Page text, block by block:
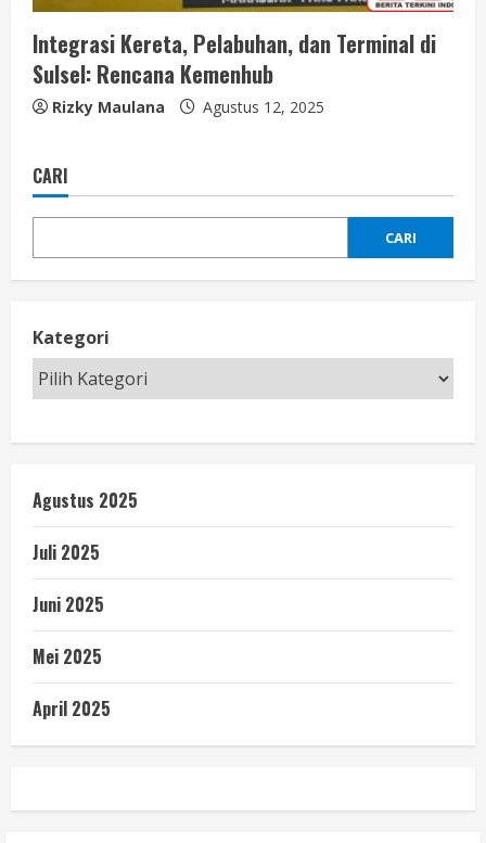
Integrasi Kereta, Pelabuhan, dan Terminal di
Sulsel: Rencana Kemenhub
Rizky Maulana Agustus 12, 2025
CARI
CARI
Kategori
Agustus 2025
Juli 2025
Juni 2025
Mei 2025
April 2025